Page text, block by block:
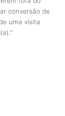
conversão de
uma visita